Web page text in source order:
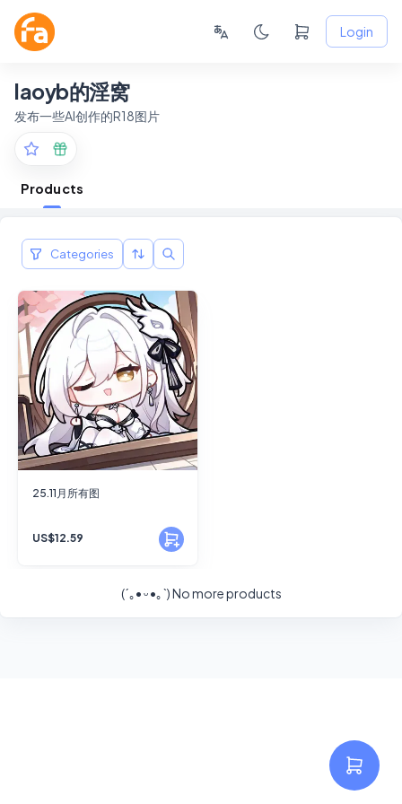
Login
laoyb的淫窝
发布一些AI创作的R18图片
Products
Categories
25.11月所有图
US$12.59
(´｡• ᵕ •｡`)No more products